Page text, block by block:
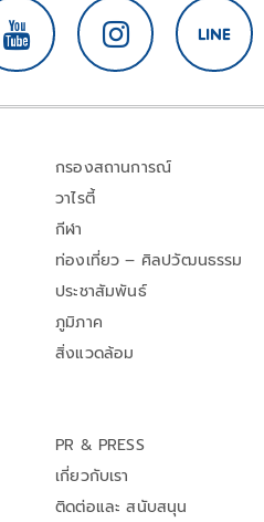
กรองสถานการณ์
วาไรตี้
กีฬา
ท่องเที่ยว – ศิลปวัฒนธรรม
ประชาสัมพันธ์
ภูมิภาค
สิ่งแวดล้อม
PR & PRESS
เกี่ยวกับเรา
ติดต่อและ สนับสนุน